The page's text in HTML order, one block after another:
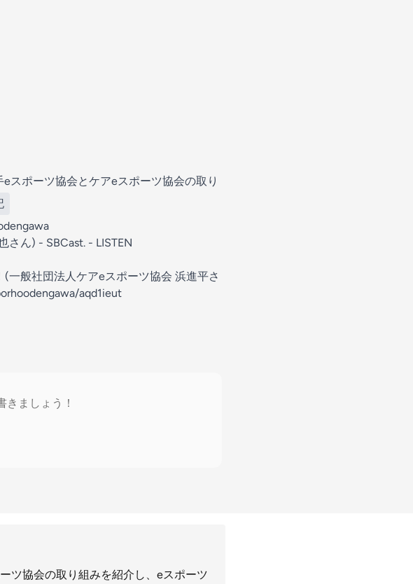
スポーツ協会とケアeスポーツ協会の取り
さん) - SBCast. - LISTEN
一般社団法人ケアeスポーツ協会 浜進平さ
aqd1ieut
きましょう！
ツ協会の取り組みを紹介し、eスポーツ